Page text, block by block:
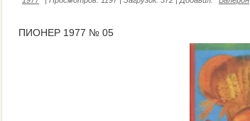
ПИОНЕР 1977 № 05